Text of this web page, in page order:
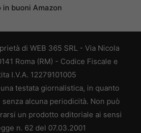
in buoni Amazon
di WEB 365 SRL - Via Nicola
Roma (RM) - Codice Fiscale e
I.V.A. 12279101005
testata giornalistica, in quanto
alcuna periodicità. Non può
un prodotto editoriale ai sensi
n. 62 del 07.03.2001